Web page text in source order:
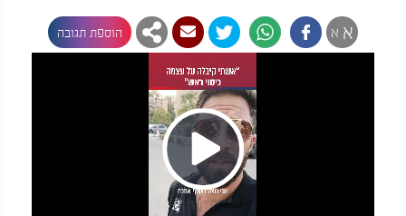
א א הוספת תגובה
Play